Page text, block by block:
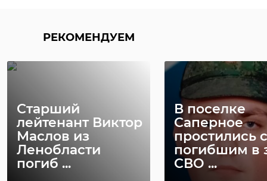
РЕКОМЕНДУЕМ
Старший
лейтенант Виктор
Маслов из
Ленобласти
погиб ...
В поселке
Саперное
простились с
погибшим в
СВО ...